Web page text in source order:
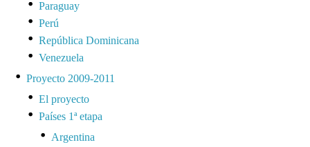
Paraguay
Perú
República Dominicana
Venezuela
Proyecto 2009-2011
El proyecto
Países 1ª etapa
Argentina